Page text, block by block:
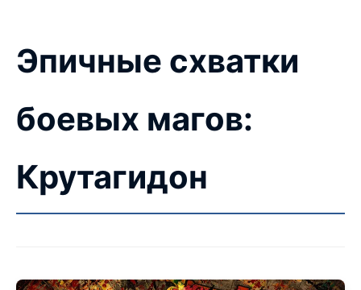
Эпичные схватки
боевых магов:
Крутагидон